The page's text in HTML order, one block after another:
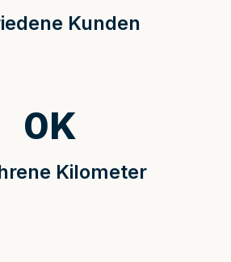
Kunden
Kilometer
0K